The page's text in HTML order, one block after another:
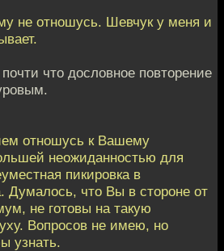
не отношусь. Шевчук у меня и
что дословное повторение
отношусь к Вашему
неожиданностью для
пикировка в
Думалось, что Вы в стороне от
не готовы на такую
Вопросов не имею, но
узнать.